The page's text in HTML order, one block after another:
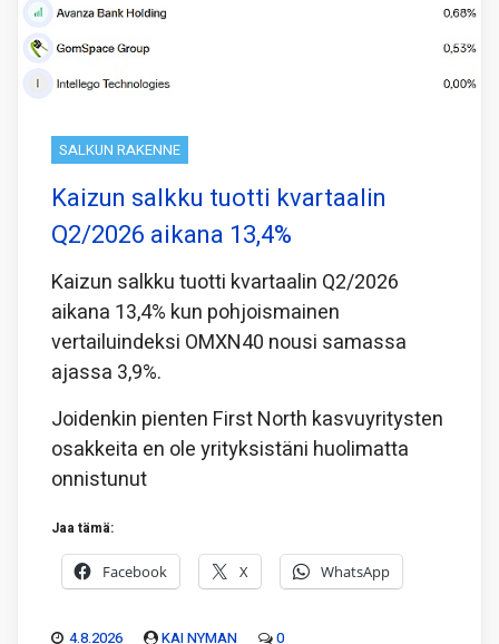
SALKUN RAKENNE
Kaizun salkku tuotti kvartaalin
Q2/2026 aikana 13,4%
Kaizun salkku tuotti kvartaalin Q2/2026
aikana 13,4% kun pohjoismainen
vertailuindeksi OMXN40 nousi samassa
ajassa 3,9%.
Joidenkin pienten First North kasvuyritysten
osakkeita en ole yrityksistäni huolimatta
onnistunut
Jaa tämä:
Facebook X WhatsApp
4.8.2026 KAI NYMAN 0